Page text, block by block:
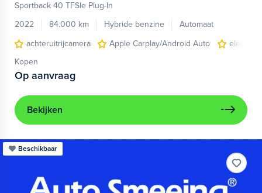
Sportback 40 TFSIe Plug-In
2022
84.000 km Hybride benzine
Automaat
achteruitrijcamera
Apple Carplay/Android Auto
Kopen
Op aanvraag
Bekijken
Beschikbaar